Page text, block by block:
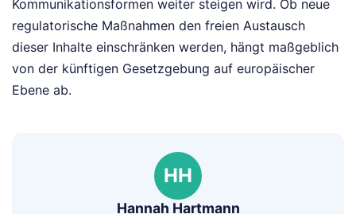
Kommunikationsformen weiter steigen wird. Ob neue
regulatorische Maßnahmen den freien Austausch
dieser Inhalte einschränken werden, hängt maßgeblich
von der künftigen Gesetzgebung auf europäischer
Ebene ab.
HH
Hannah Hartmann